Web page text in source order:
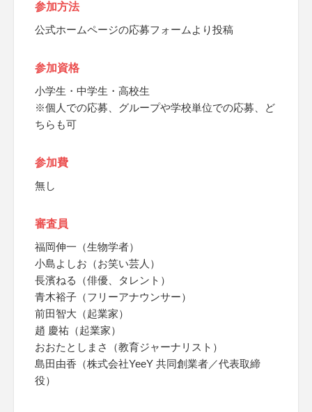
参加方法
公式ホームページの応募フォームより投稿
参加資格
小学生・中学生・高校生
※個人での応募、グループや学校単位での応募、ど
ちらも可
参加費
無し
審査員
福岡伸一（生物学者）
小島よしお（お笑い芸人）
長濱ねる（俳優、タレント）
青木裕子（フリーアナウンサー）
前田智大（起業家）
趙 慶祐（起業家）
おおたとしまさ（教育ジャーナリスト）
島田由香（株式会社YeeY 共同創業者／代表取締
役）